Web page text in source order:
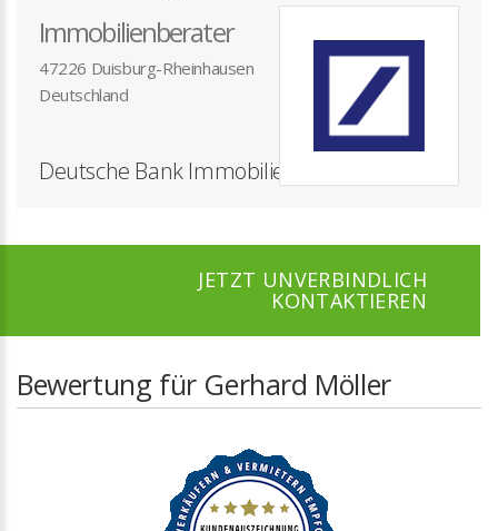
Immobilienberater
47226 Duisburg-Rheinhausen
Deutschland
Deutsche Bank Immobilien GmbH
JETZT UNVERBINDLICH
KONTAKTIEREN
Bewertung für Gerhard Möller